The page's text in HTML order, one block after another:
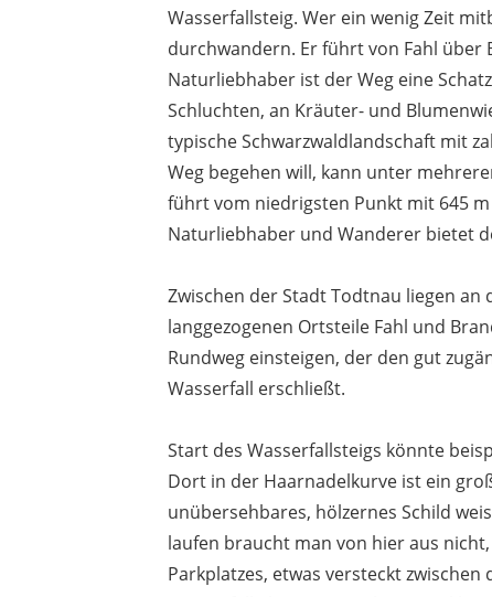
Wasserfallsteig. Wer ein wenig Zeit
durchwandern. Er führt von Fahl über
Naturliebhaber ist der Weg eine
Schluchten, an Kräuter- und
typische Schwarzwaldlandschaft mit
Weg begehen will, kann unter
führt vom niedrigsten Punkt mit 645
Naturliebhaber und Wanderer bietet
Zwischen der Stadt Todtnau liegen an
langgezogenen Ortsteile Fahl und
Rundweg einsteigen, der den gut
Wasserfall erschließt.
Start des Wasserfallsteigs könnte
Dort in der Haarnadelkurve ist ein
unübersehbares, hölzernes Schild
laufen braucht man von hier aus
Parkplatzes, etwas versteckt